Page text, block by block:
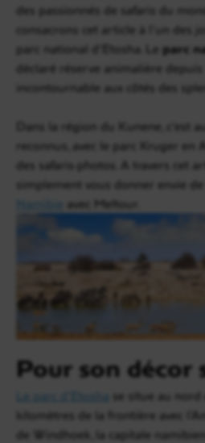
des passionnés de safaris du
consacrons cet article à l’un des
parc national d’Etosha. Le parc
déclaré réserve animalière depuis
incontournable aux côtés des
Dans la région du Kunene, c’est
reconnus, avec le parc Kruger en
des safaris-photos. A travers cet
simplement vous donner envie de
Namibie avec Meltour.
Pour son décor
Le parc d’Etosha se situe au nord
kilomètres de la frontière avec
de Windhoek, la capitale